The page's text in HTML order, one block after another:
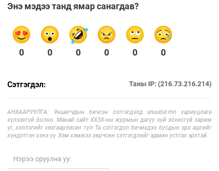
Энэ мэдээ танд ямар санагдав?
0 0 0 0 0 0
Сэтгэгдэл: Таны IP: (216.73.216.214)
АНХААРУУЛГА: Уншигчдын бичсэн сэтгэгдэлд unuudur.mn хариуцлага
хүлээхгүй болно. Манай сайт ХХЗХ-ны журмын дагуу зүй зохисгүй зарим
үг, хэллэгийг хязгаарласан тул Та сэтгэгдэл бичихдээ бусдын эрх ашгийг
хүндэтгэн үзнэ үү. Хэм хэмжээ зөрчсөн сэтгэгдлийг админ устгах эрхтэй.